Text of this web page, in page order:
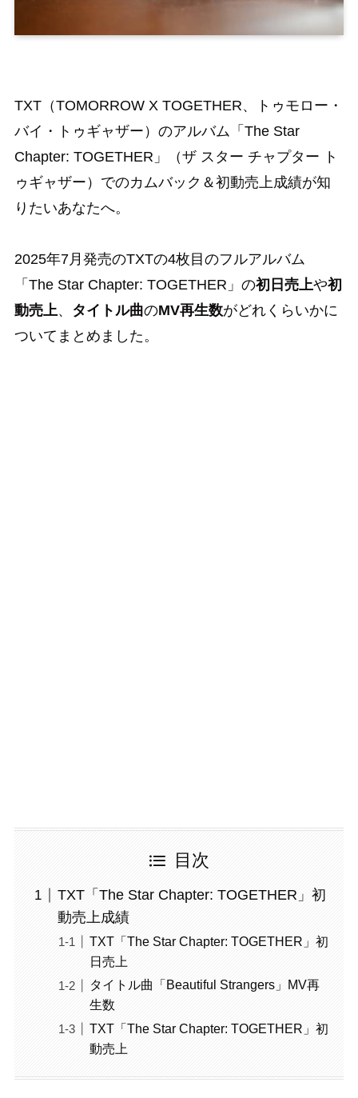
TXT（TOMORROW X TOGETHER、トゥモロー・
バイ・トゥギャザー）のアルバム「The Star
Chapter: TOGETHER」（ザ スター チャプター ト
ゥギャザー）でのカムバック＆初動売上成績が知
りたいあなたへ。
2025年7月発売のTXTの4枚目のフルアルバム
「The Star Chapter: TOGETHER」の初日売上や初
動売上、 タイトル曲のMV再生数がどれくらいかに
ついてまとめました。
目次
TXT「The Star Chapter: TOGETHER」初
動売上成績
TXT「The Star Chapter: TOGETHER」初
日売上
タイトル曲「Beautiful Strangers」MV再
生数
TXT「The Star Chapter: TOGETHER」初
動売上